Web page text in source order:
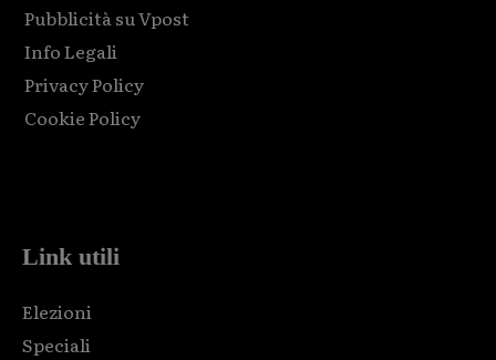
Pubblicità su Vpost
Info Legali
Privacy Policy
Cookie Policy
Link utili
Elezioni
Speciali